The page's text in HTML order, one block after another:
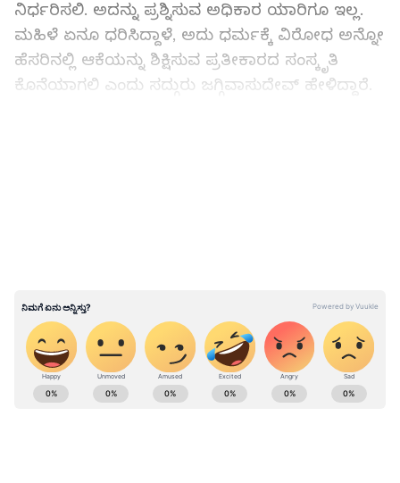
ನಿರ್ಧರಿಸಲಿ. ಅದನ್ನು ಪ್ರಶ್ನಿಸುವ ಅಧಿಕಾರ ಯಾರಿಗೂ ಇಲ್ಲ.
ಮಹಿಳೆ ಏನೂ ಧರಿಸಿದ್ದಾಳೆ, ಅದು ಧರ್ಮಕ್ಕೆ ವಿರೋಧ ಅನ್ನೋ
ಹೆಸರಿನಲ್ಲಿ ಆಕೆಯನ್ನು ಶಿಕ್ಷಿಸುವ ಪ್ರತೀಕಾರದ ಸಂಸ್ಕೃತಿ
ಕೊನೆಯಾಗಲಿ ಎಂದು ಸದ್ಗುರು ಜಗ್ಗಿವಾಸುದೇವ್ ಹೇಳಿದ್ದಾರೆ.
ಸದ್ಗುರು( sadhguru )ಸೂಕ್ಷ್ಮವಾಗಿ ಹೇಳಿದ್ದಾರೆ. ಇರಾನ್
ಹಿಜಾಬ್ ವಿರೋಧಿಸಿ(Iran Hijab Protest) ನಡೆಯುತ್ತಿರುವ
ಹೋರಾಟಕ್ಕೆ ಹಲವು ದೇಶಗಳ ನಾಯಕರು ಬೆಂಬಲ
ಸೂಚಿಸಿದ್ದಾರೆ.
ಕರ್ನಾಟಕ, ಭಾರತ ( India News) ಮತ್ತು ಜಗತ್ತಿನ